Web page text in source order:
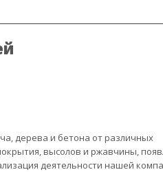
дерева и бетона от различных
высолов и ржавчины,
деятельности нашей